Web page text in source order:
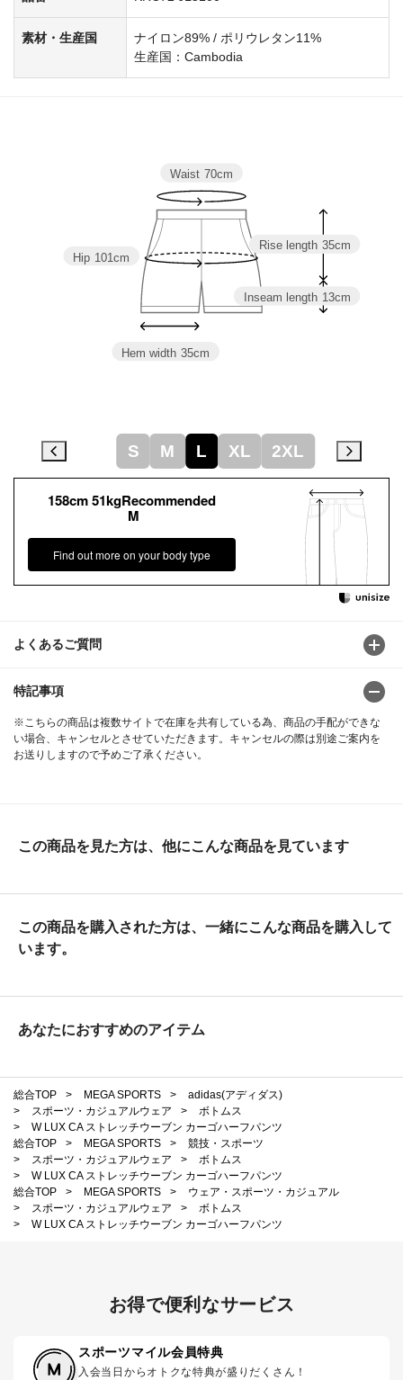
素材・生産国
ナイロン89% / ポリウレタン11%
生産国：Cambodia
よくあるご質問
特記事項
※こちらの商品は複数サイトで在庫を共有している為、商品の手配ができな
い場合、キャンセルとさせていただきます。キャンセルの際は別途ご案内を
お送りしますので予めご了承ください。
158cm 51kgRecommended
M
Find out more on your body type
Rise length 35cm
Inseam length 13cm
Hem width 35cm
Hip 101cm
Waist 70cm
S M L XL 2XL
この商品を見た方は、他にこんな商品を見ています
この商品を購入された方は、一緒にこんな商品を購入して
います。
あなたにおすすめのアイテム
総合TOP > MEGA SPORTS >
adidas(アディダス)
>
スポーツ・カジュアルウェア >
ボトムス
>
W LUX CA ストレッチウーブン カーゴハーフパンツ
総合TOP
> MEGA SPORTS >
競技・スポーツ
>
スポーツ・カジュアルウェア >
ボトムス
>
W LUX CA ストレッチウーブン カーゴハーフパンツ
総合TOP
> MEGA SPORTS >
ウェア・スポーツ・カジュアル
>
スポーツ・カジュアルウェア >
ボトムス
>
W LUX CA ストレッチウーブン カーゴハーフパンツ
お得で便利なサービス
スポーツマイル会員特典
入会当日からオトクな特典が盛りだくさん！